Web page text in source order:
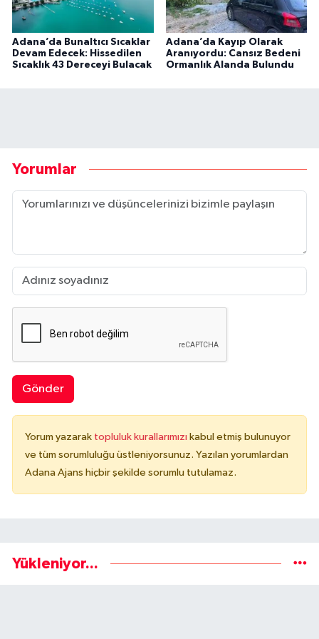
Adana’da Bunaltıcı Sıcaklar
Devam Edecek: Hissedilen
Sıcaklık 43 Dereceyi Bulacak
Adana’da Kayıp Olarak
Aranıyordu: Cansız Bedeni
Ormanlık Alanda Bulundu
Yorumlar
Gönder
Yorum yazarak topluluk kurallarımızı kabul etmiş bulunuyor
ve tüm sorumluluğu üstleniyorsunuz. Yazılan yorumlardan
Adana Ajans hiçbir şekilde sorumlu tutulamaz.
Yükleniyor...